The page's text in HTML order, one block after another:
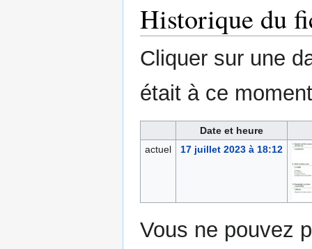
Historique du
Cliquer sur une
était à ce
Date et heure
actuel
17 juillet 2023 à 18:12
Vous ne pouvez